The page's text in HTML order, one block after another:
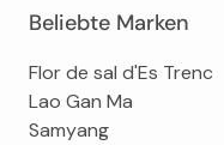
Beliebte Marken
Flor de sal d'Es Trenc
Lao Gan Ma
Samyang